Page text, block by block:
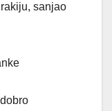
sanjao